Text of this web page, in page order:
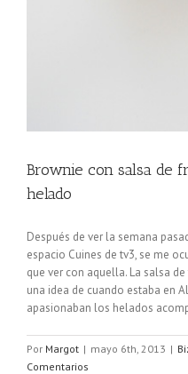
Brownie con salsa de
helado
Después de ver la semana
espacio Cuines de tv3, se me
que ver con aquella. La salsa
una idea de cuando estaba en
apasionaban los helados
Por Margot | mayo 6th, 2013 |
Comentarios